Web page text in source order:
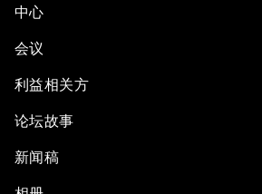
中心
会议
利益相关方
论坛故事
新闻稿